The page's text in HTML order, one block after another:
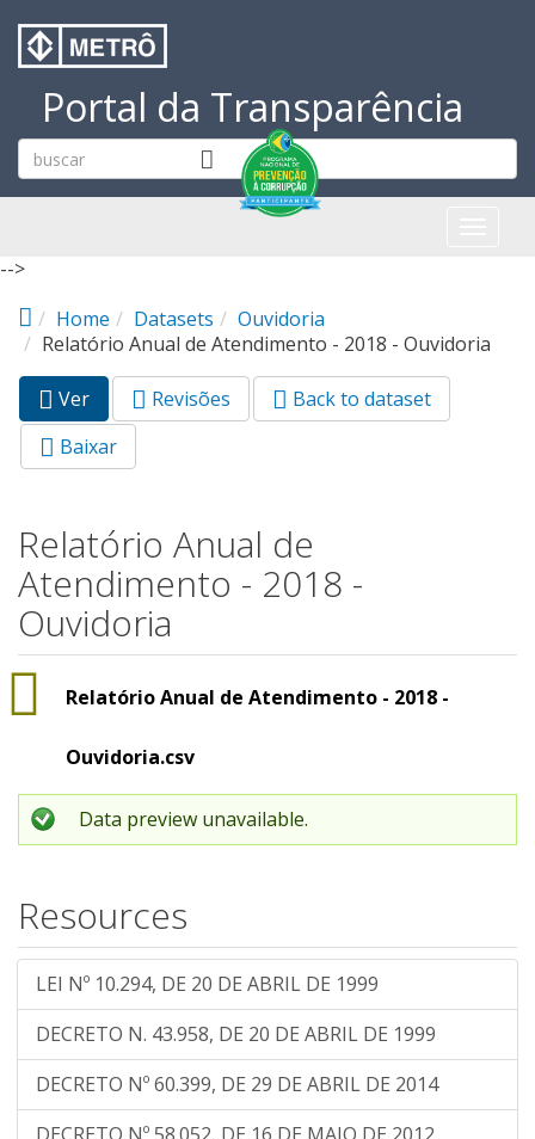
Portal da Transparência
-->
Home
Datasets
Ouvidoria
Relatório Anual de Atendimento - 2018 - Ouvidoria
Abas primárias
Ver
ativa)
Revisões
Back to dataset
Baixar
Relatório Anual de
Atendimento - 2018 -
Ouvidoria
Relatório Anual de Atendimento - 2018 -
Ouvidoria.csv
Data preview unavailable.
Resources
LEI Nº 10.294, DE 20 DE ABRIL DE 1999
DECRETO N. 43.958, DE 20 DE ABRIL DE 1999
DECRETO Nº 60.399, DE 29 DE ABRIL DE 2014